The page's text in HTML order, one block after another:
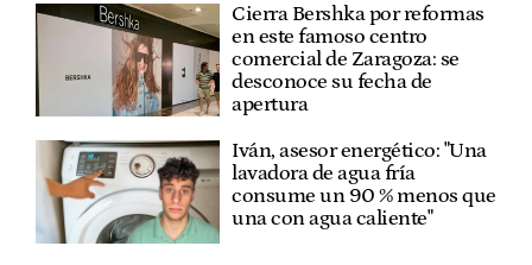
Cierra Bershka por reformas
en este famoso centro
comercial de Zaragoza: se
desconoce su fecha de
apertura
Iván, asesor energético: "Una
lavadora de agua fría
consume un 90 % menos que
una con agua caliente"